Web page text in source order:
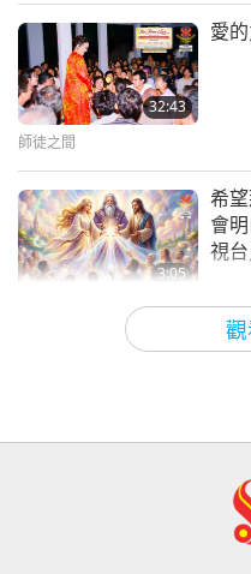
32:43
愛
師徒之間
3:05
希
會
視
3:40
世